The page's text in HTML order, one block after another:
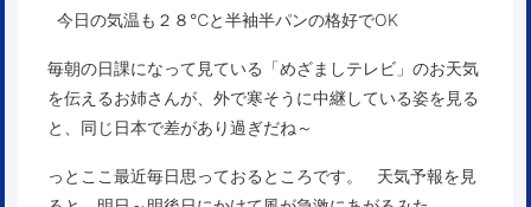
今日の気温も２８℃と半袖半パンの格好でOK
毎朝の日課になって見ている「めざましテレビ」のお天気
を伝えるお姉さんが、外で寒そうに中継している姿を見る
と、同じ日本で差があり過ぎだね～
っとここ最近毎日思っておるところです。 天気予報を見